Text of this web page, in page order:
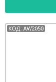
КОД: AW2050